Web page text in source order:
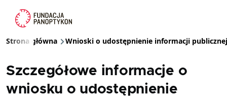
Ścieżka nawigacyjna
Strona główna Wnioski o udostępnienie informacji publicznej
Szczegółowe informacje o
wniosku o udostępnienie